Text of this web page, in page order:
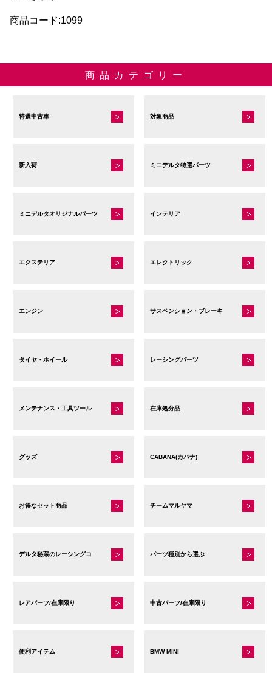
商品コード:1099
商品カテゴリー
特選中古車 対象商品
新入荷 ミニデルタ特選パーツ
ミニデルタオリジナルパーツ インテリア
エクステリア エレクトリック
エンジン サスペンション・ブレーキ
タイヤ・ホイール レーシングパーツ
メンテナンス・工具ツール 在庫処分品
グッズ CABANA(カバナ)
お得なセット商品 チームマルヤマ
パーツ種別から選ぶ
レアパーツ/在庫限り 中古パーツ/在庫限り
便利アイテム BMW MINI